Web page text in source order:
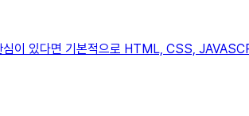
이 있다면 기본적으로 HTML, CSS,